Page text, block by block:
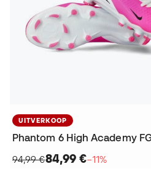
UITVERKOOP
94,99 €84,99 €−11%